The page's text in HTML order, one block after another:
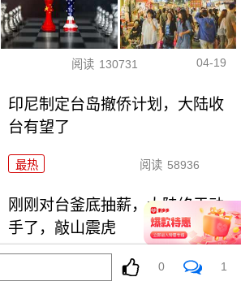
阅读 130731 04-19
印尼制定台岛撤侨计划，​大陆收
台有望了
最热 阅读 58936
刚刚对台釜底抽薪，大陆终于动
手了，敲山震虎
阅读 79943
0 1